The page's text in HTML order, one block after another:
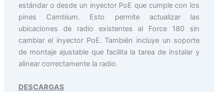
estándar o desde un inyector PoE que cumple con los
pines Cambium. Esto permite actualizar las
ubicaciones de radio existentes al Force 180 sin
cambiar el inyector PoE. También incluye un soporte
de montaje ajustable que facilita la tarea de instalar y
alinear correctamente la radio.
DESCARGAS